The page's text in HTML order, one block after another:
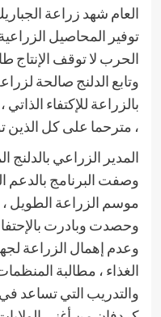
العام شهد زراعة
توفير المحاصيل
الحرب لا توقف الإنتاج
وتابع الدلنج صالحة
بالزراعة للإكتفاء
، مترحما على كل الذين
المدير الزراعي
وصفت البرنامج بالدعم
موسم الزراعة الطويل
وحصدت وبادرت
وعدم إهمال الزراعة
الغذاء ، مطالبة
والتدريب التي تساعد في